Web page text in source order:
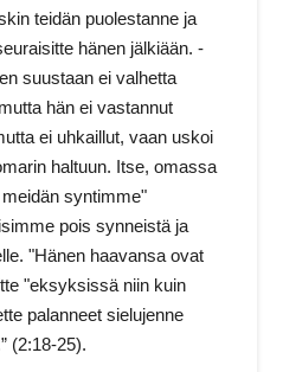
teidän puolestanne ja
hänen jälkiään. -
suustaan ei valhetta
hän ei vastannut
ei uhkaillut, vaan uskoi
haltuun. Itse, omassa
syntimme"
pois synneistä ja
"Hänen haavansa ovat
"eksyksissä niin kuin
palanneet sielujenne
(2:18-25).